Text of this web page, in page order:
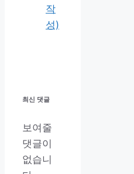
작
성)
최신 댓글
보여줄
댓글이
없습니